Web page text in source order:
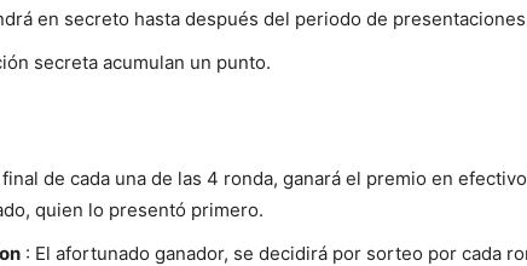
en secreto hasta después del periodo de
secreta acumulan un punto.
de cada una de las 4 ronda, ganará el premio en
quien lo presentó primero.
: El afortunado ganador, se decidirá por sorteo por cada